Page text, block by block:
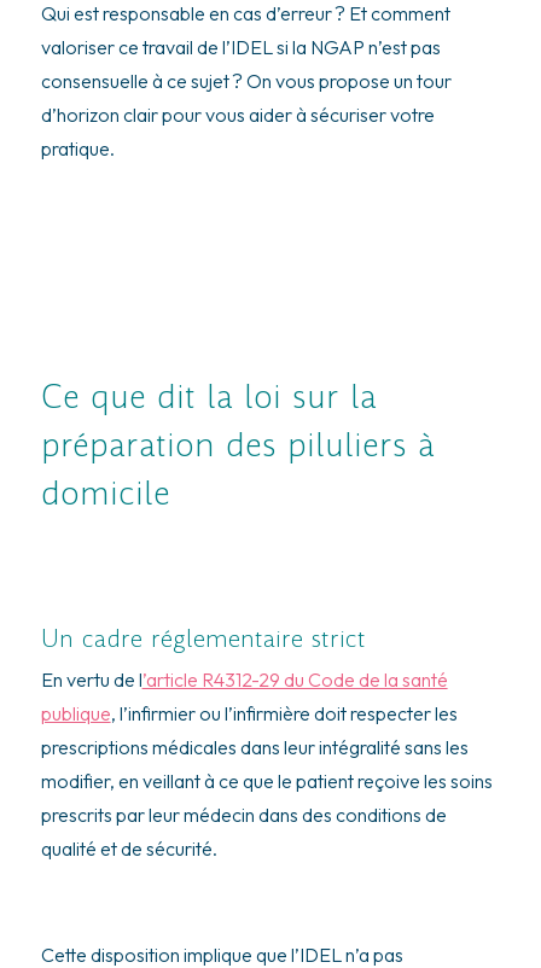
Qui est responsable en cas d’erreur ? Et comment
valoriser ce travail de l’IDEL si la NGAP n’est pas
consensuelle à ce sujet ? On vous propose un tour
d’horizon clair pour vous aider à sécuriser votre
pratique.
Ce que dit la loi sur la
préparation des piluliers à
domicile
Un cadre réglementaire strict
En vertu de l’article R4312-29 du Code de la santé
publique, l’infirmier ou l’infirmière doit respecter les
prescriptions médicales dans leur intégralité sans les
modifier, en veillant à ce que le patient reçoive les soins
prescrits par leur médecin dans des conditions de
qualité et de sécurité.
Cette disposition implique que l’IDEL n’a pas